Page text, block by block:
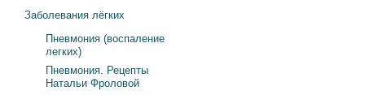
Заболевания лёгких
Пневмония (воспаление
легких)
Пневмония. Рецепты
Натальи Фроловой